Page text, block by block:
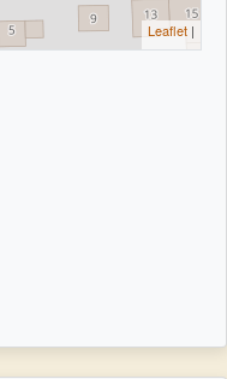
Leaflet |